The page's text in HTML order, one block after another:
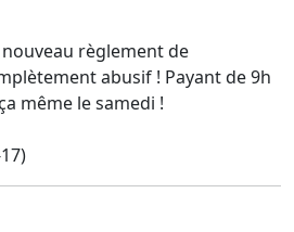
nouveau règlement de
abusif ! Payant de 9h
même le samedi !